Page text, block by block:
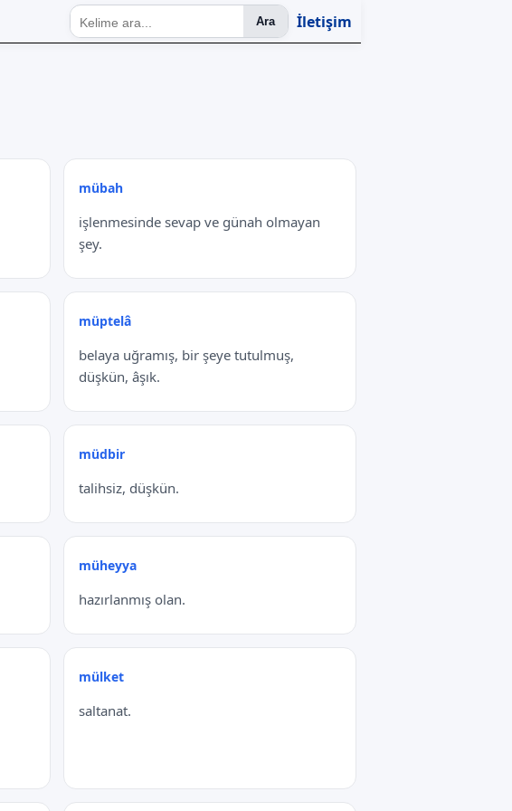
Ara İletişim
mübah
işlenmesinde sevap ve günah olmayan
şey.
müptelâ
belaya uğramış, bir şeye tutulmuş,
düşkün, âşık.
müdbir
talihsiz, düşkün.
müheyya
hazırlanmış olan.
mülket
saltanat.